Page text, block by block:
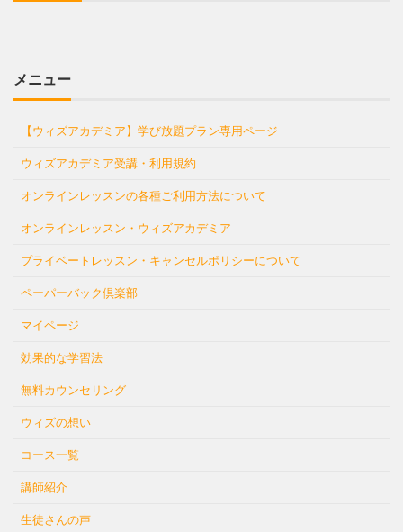
メニュー
【ウィズアカデミア】学び放題プラン専用ページ
ウィズアカデミア受講・利用規約
オンラインレッスンの各種ご利用方法について
オンラインレッスン・ウィズアカデミア
プライベートレッスン・キャンセルポリシーについて
ペーパーバック倶楽部
マイページ
効果的な学習法
無料カウンセリング
ウィズの想い
コース一覧
講師紹介
生徒さんの声